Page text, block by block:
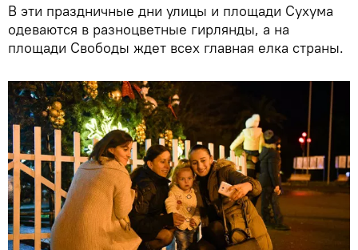
В эти праздничные дни улицы и площади Сухума
одеваются в разноцветные гирлянды, а на
площади Свободы ждет всех главная елка страны.